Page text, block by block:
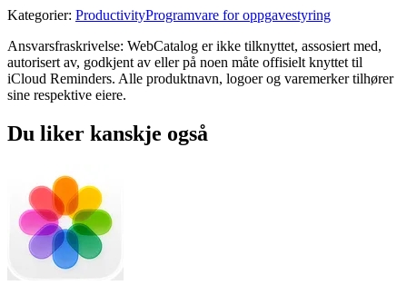
Kategorier: ProductivityProgramvare for oppgavestyring
Ansvarsfraskrivelse: WebCatalog er ikke tilknyttet, assosiert med,
autorisert av, godkjent av eller på noen måte offisielt knyttet til
iCloud Reminders. Alle produktnavn, logoer og varemerker tilhører
sine respektive eiere.
Du liker kanskje også